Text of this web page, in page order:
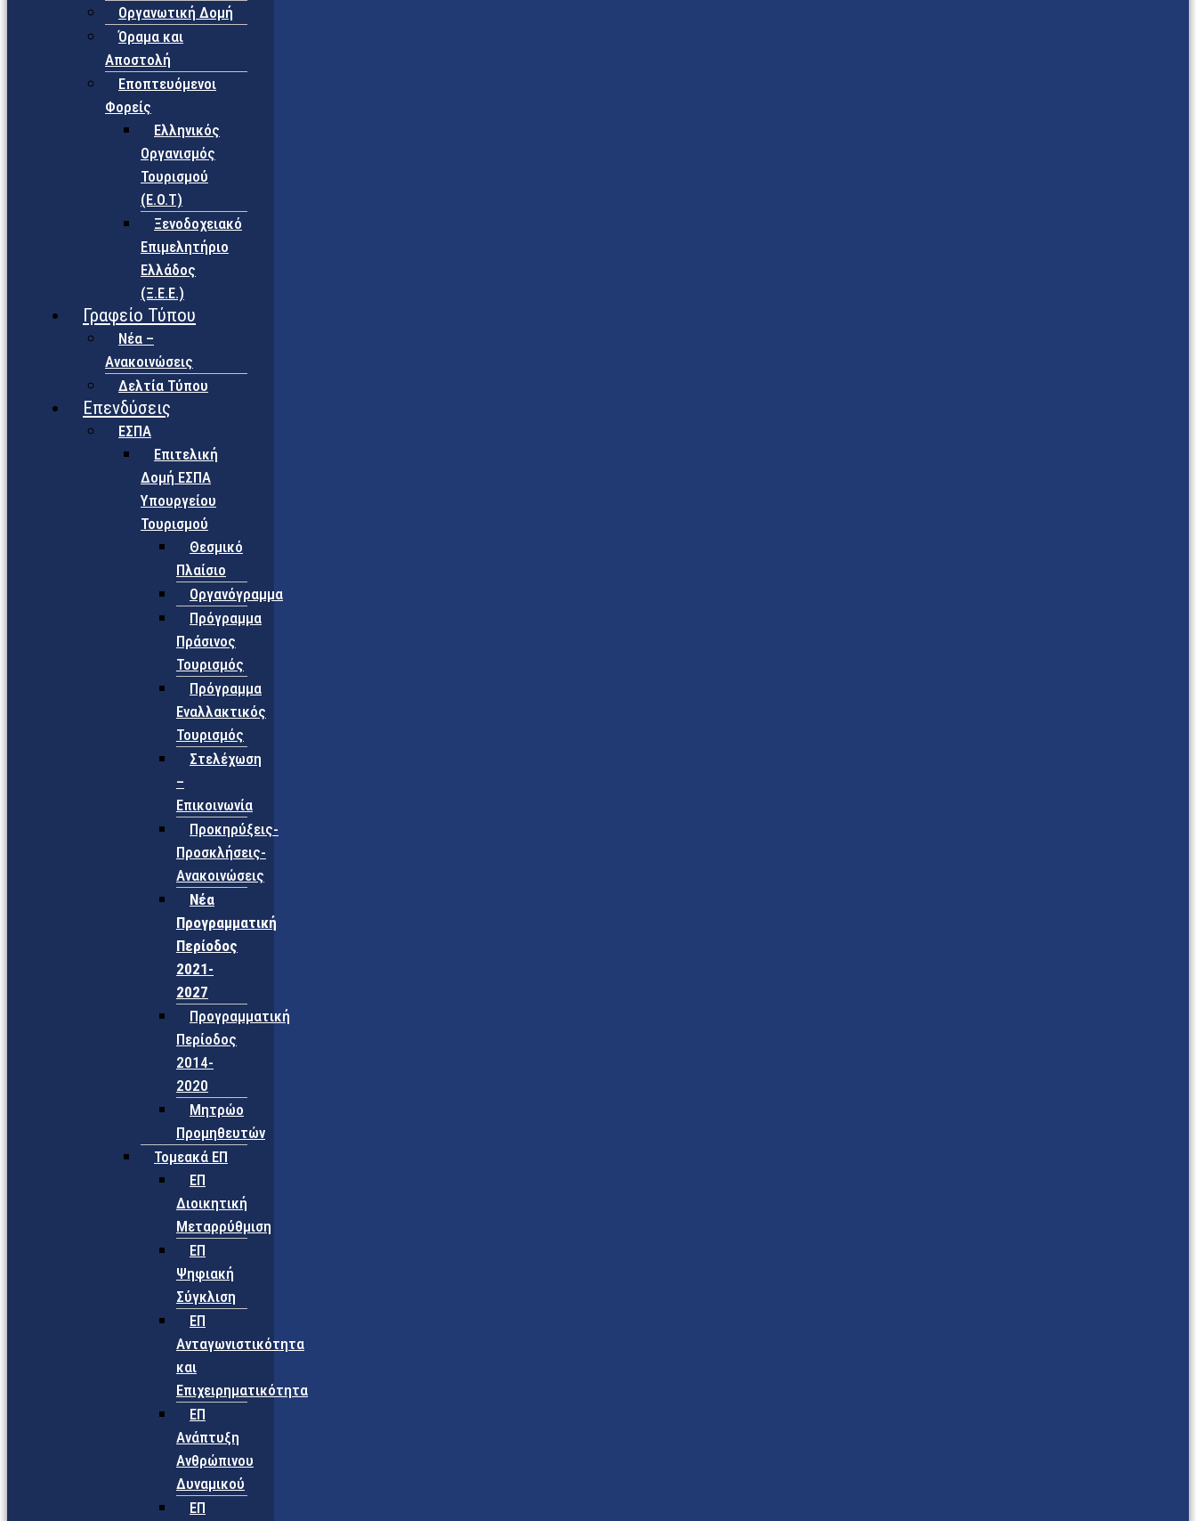
Οργανωτική Δομή
Όραμα και
Αποστολή
Εποπτευόμενοι
Φορείς
Eλληνικός
Οργανισμός
Τουρισμού
(Ε.Ο.Τ)
Ξενοδοχειακό
Επιμελητήριο
Ελλάδος
(Ξ.Ε.Ε.)
Γραφείο Τύπου
Νέα –
Ανακοινώσεις
Δελτία Τύπου
Επενδύσεις
ΕΣΠΑ
Επιτελική
Δομή ΕΣΠΑ
Υπουργείου
Τουρισμού
Θεσμικό
Πλαίσιο
Οργανόγραμμα
Πρόγραμμα
Πράσινος
Τουρισμός
Πρόγραμμα
Εναλλακτικός
Τουρισμός
Στελέχωση
–
Επικοινωνία
Προκηρύξεις-
Προσκλήσεις-
Ανακοινώσεις
Νέα
Προγραμματική
Περίοδος
2021-
2027
Προγραμματική
Περίοδος
2014-
2020
Μητρώο
Προμηθευτών
Τομεακά ΕΠ
ΕΠ
Διοικητική
Μεταρρύθμιση
ΕΠ
Ψηφιακή
Σύγκλιση
ΕΠ
Ανταγωνιστικότητα
και
Επιχειρηματικότητα
ΕΠ
Ανάπτυξη
Ανθρώπινου
Δυναμικού
ΕΠ